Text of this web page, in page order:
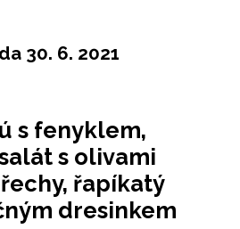
30. 6. 2021
s fenyklem,
s olivami
řapíkatý
dresinkem